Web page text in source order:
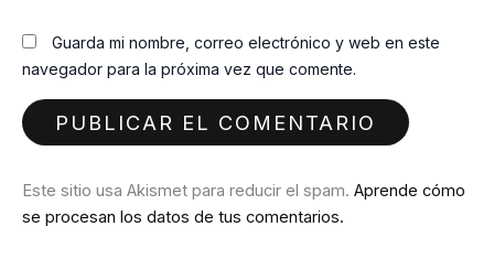
Guarda mi nombre, correo electrónico y web en este
navegador para la próxima vez que comente.
Este sitio usa Akismet para reducir el spam. Aprende cómo
se procesan los datos de tus comentarios.